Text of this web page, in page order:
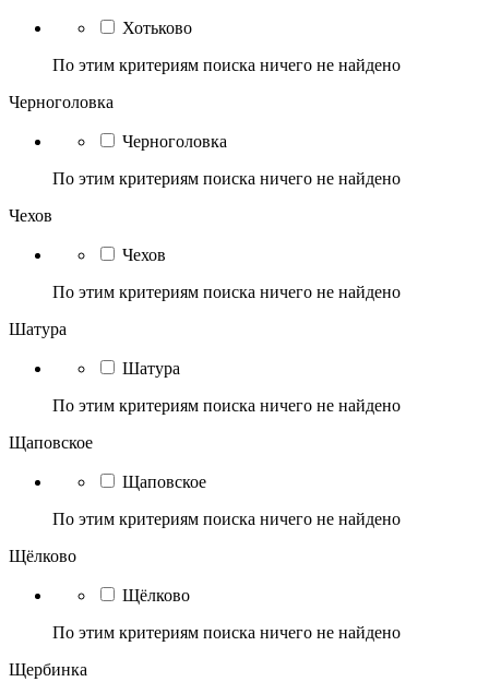
Хотьково
По этим критериям поиска ничего не найдено
Черноголовка
Черноголовка
По этим критериям поиска ничего не найдено
Чехов
Чехов
По этим критериям поиска ничего не найдено
Шатура
Шатура
По этим критериям поиска ничего не найдено
Щаповское
Щаповское
По этим критериям поиска ничего не найдено
Щёлково
Щёлково
По этим критериям поиска ничего не найдено
Щербинка